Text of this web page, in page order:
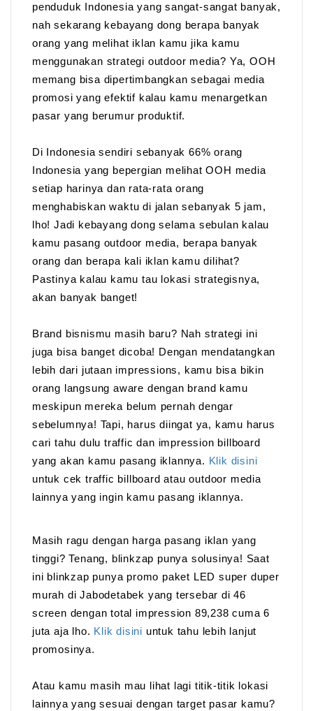
penduduk Indonesia yang sangat-sangat banyak,
nah sekarang kebayang dong berapa banyak
orang yang melihat iklan kamu jika kamu
menggunakan strategi outdoor media? Ya, OOH
memang bisa dipertimbangkan sebagai media
promosi yang efektif kalau kamu menargetkan
pasar yang berumur produktif.
Di Indonesia sendiri sebanyak 66% orang
Indonesia yang bepergian melihat OOH media
setiap harinya dan rata-rata orang
menghabiskan waktu di jalan sebanyak 5 jam,
lho! Jadi kebayang dong selama sebulan kalau
kamu pasang outdoor media, berapa banyak
orang dan berapa kali iklan kamu dilihat?
Pastinya kalau kamu tau lokasi strategisnya,
akan banyak banget!
Brand bisnismu masih baru? Nah strategi ini
juga bisa banget dicoba! Dengan mendatangkan
lebih dari jutaan impressions, kamu bisa bikin
orang langsung aware dengan brand kamu
meskipun mereka belum pernah dengar
sebelumnya! Tapi, harus diingat ya, kamu harus
cari tahu dulu traffic dan impression billboard
yang akan kamu pasang iklannya. Klik disini
untuk cek traffic billboard atau outdoor media
lainnya yang ingin kamu pasang iklannya.
Masih ragu dengan harga pasang iklan yang
tinggi? Tenang, blinkzap punya solusinya! Saat
ini blinkzap punya promo paket LED super duper
murah di Jabodetabek yang tersebar di 46
screen dengan total impression 89,238 cuma 6
juta aja lho. Klik disini untuk tahu lebih lanjut
promosinya.
Atau kamu masih mau lihat lagi titik-titik lokasi
lainnya yang sesuai dengan target pasar kamu?